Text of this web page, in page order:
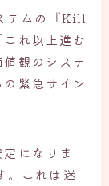
テムの『Kill
れ以上進む
観のシステ
緊急サイン
になりま
。これは迷